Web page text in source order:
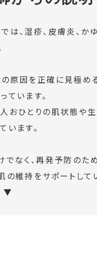
は、湿疹、皮膚炎、か
原因を正確に見極め
ています。
おひとりの肌状態や
います。
でなく、再発予防の
の維持をサポートして
▼